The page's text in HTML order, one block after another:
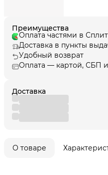
Преимущества
Оплата частями в Сплит
Доставка в пункты
Удобный возврат
Оплата — картой, СБП
Доставка
О товаре